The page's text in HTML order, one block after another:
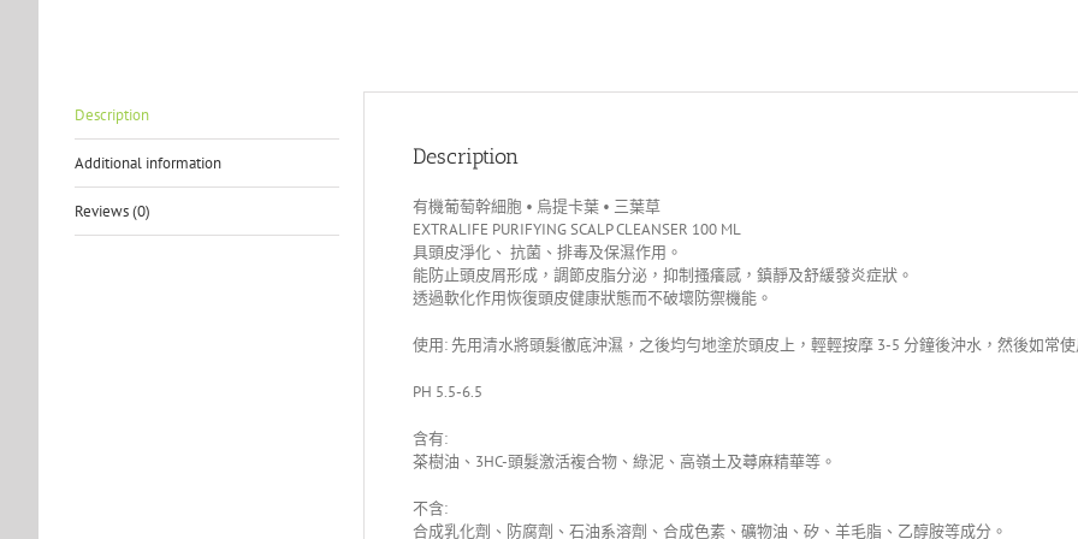
Description
Additional information
Reviews (0)
Description
有機葡萄幹細胞 • 烏提卡葉 • 三葉草
EXTRALIFE PURIFYING SCALP CLEANSER 100 ML
具頭皮淨化、 抗菌、排毒及保濕作用。
能防止頭皮屑形成，調節皮脂分泌，抑制搔癢感，鎮靜及舒緩發炎症狀。
透過軟化作用恢復頭皮健康狀態而不破壞防禦機能。
使用: 先用清水將頭髮徹底沖濕，之後均勻地塗於頭皮上，輕輕按摩 3-5 分鐘後沖水，然後如常使
PH 5.5-6.5
含有:
茶樹油、3HC-頭髮激活複合物、綠泥、高嶺土及蕁麻精華等。
不含:
合成乳化劑、防腐劑、石油系溶劑、合成色素、礦物油、矽、羊毛脂、乙醇胺等成分。